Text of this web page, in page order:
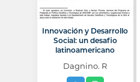
Innovación y Desarrollo
Social: un desafio
latinoamericano
Dagnino. R